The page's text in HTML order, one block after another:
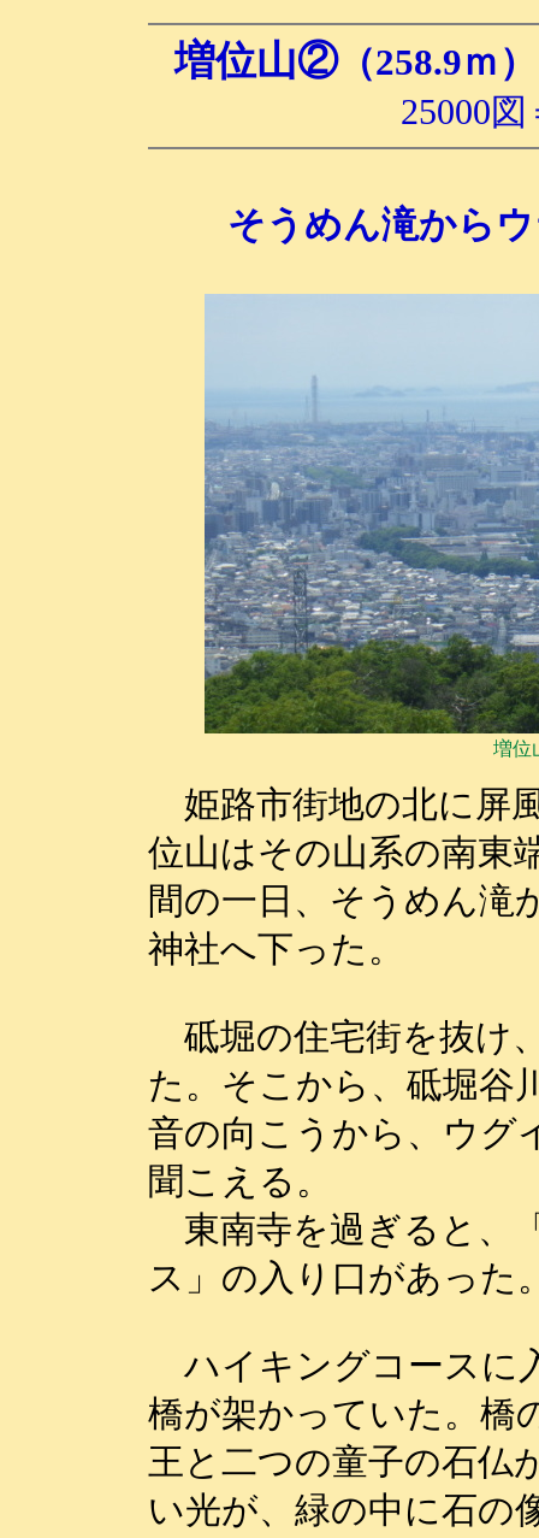
増位山②（258.9ｍ）
25000
そうめん滝から
増位
姫路市街地の北に屏
位山はその山系の南東
間の一日、そうめん滝
神社へ下った。
砥堀の住宅街を抜け
た。そこから、砥堀谷
音の向こうから、ウグ
聞こえる。
東南寺を過ぎると、
ス」の入り口があった
ハイキングコースに
橋が架かっていた。橋
王と二つの童子の石仏
い光が、緑の中に石の